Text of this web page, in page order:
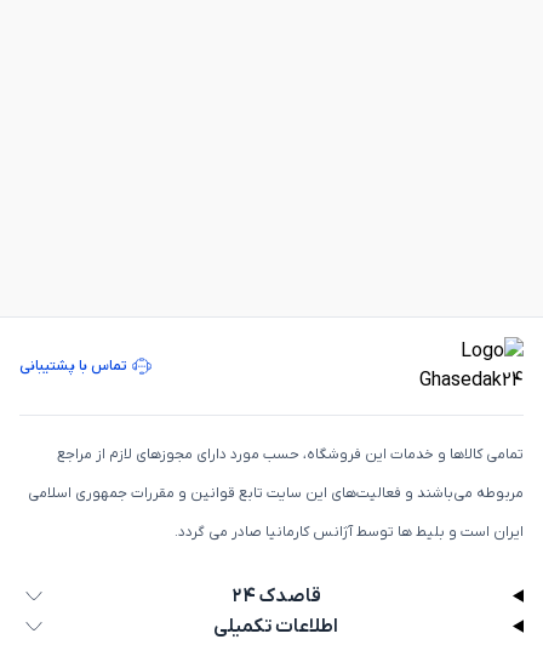
تماس با پشتیبانی
تمامی كالاها و خدمات اين فروشگاه، حسب مورد دارای مجوزهای لازم از مراجع
مربوطه می‌باشند و فعاليت‌های اين سايت تابع قوانين و مقررات جمهوری اسلامی
ايران است و بلیط ها توسط آژانس کارمانیا صادر می گردد.
قاصدک ۲۴
اطلاعات تکمیلی